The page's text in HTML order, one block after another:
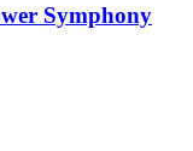
Symphony